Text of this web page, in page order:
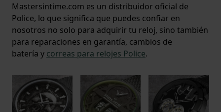
Mastersintime.com es un distribuidor oficial de
Police, lo que significa que puedes confiar en
nosotros no solo para adquirir tu reloj, sino también
para reparaciones en garantía, cambios de
batería y correas para relojes Police.